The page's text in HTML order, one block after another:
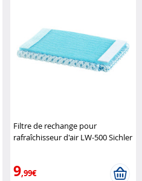
Filtre de rechange pour
rafraîchisseur d'air LW-500 Sichler
9,99€